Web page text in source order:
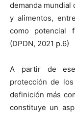
demanda mundial
y alimentos,
como potencial
(DPDN, 2021 p.6)
A partir de ese
protección de
definición más
constituye un